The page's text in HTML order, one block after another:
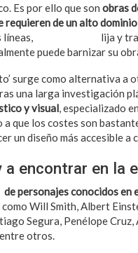
Es por ello que son obras
requieren de un alto
líneas,
lija y
puede barnizar su
surge como alternativa a
una larga investigación
y visual, especializado en
a que los costes son
un diseño más accesible a
a encontrar en la
de personajes conocidos en
como Will Smith, Albert
Segura, Penélope
otros.